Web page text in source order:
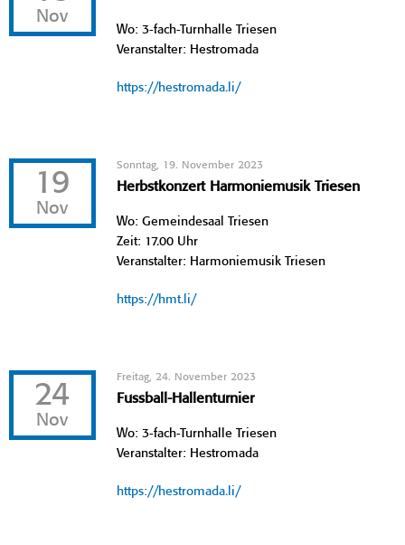
Nov
Wo: 3-fach-Turnhalle Triesen
Veranstalter: Hestromada
https://hestromada.li/
19
Nov
Sonntag, 19. November 2023
Herbstkonzert Harmoniemusik Triesen
Wo: Gemeindesaal Triesen
Zeit: 17.00 Uhr
Veranstalter: Harmoniemusik Triesen
https://hmt.li/
24
Nov
Freitag, 24. November 2023
Fussball-Hallenturnier
Wo: 3-fach-Turnhalle Triesen
Veranstalter: Hestromada
https://hestromada.li/